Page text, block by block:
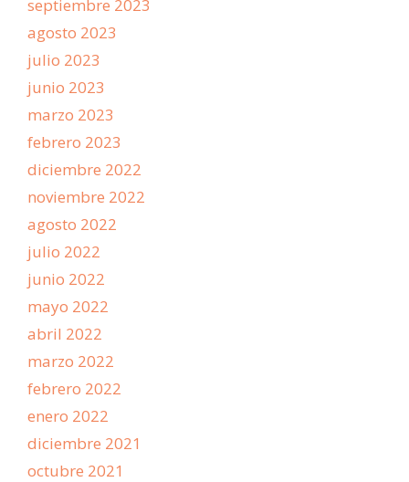
septiembre 2023
agosto 2023
julio 2023
junio 2023
marzo 2023
febrero 2023
diciembre 2022
noviembre 2022
agosto 2022
julio 2022
junio 2022
mayo 2022
abril 2022
marzo 2022
febrero 2022
enero 2022
diciembre 2021
octubre 2021